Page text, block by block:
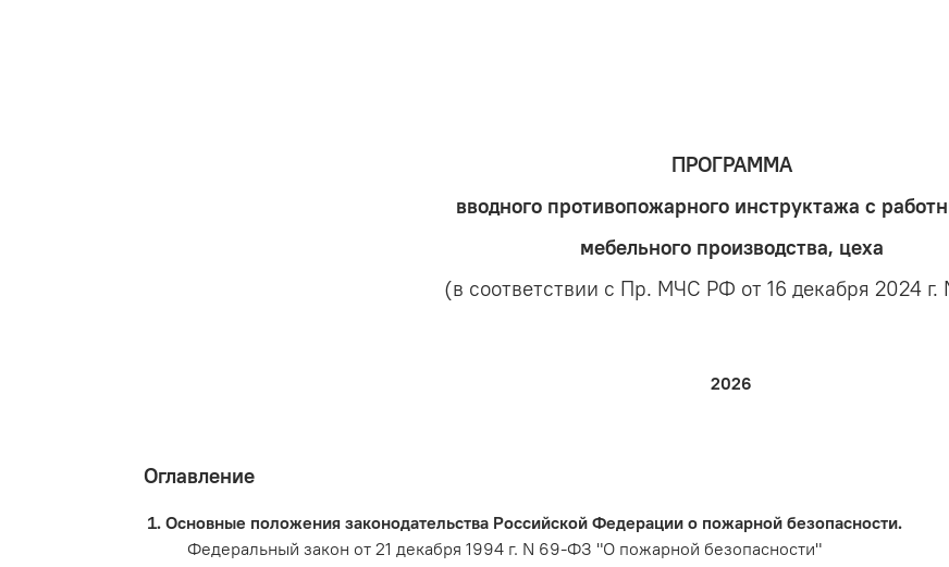
ПРОГРАММА
вводного противопожарного инструктажа с
мебельного производства, цеха
(в соответствии с Пр. МЧС РФ от 16 декабря 2024 г.
2026
Оглавление
Основные положения законодательства Российской Федерации о пожарной безопасности.
Федеральный закон от 21 декабря 1994 г. N 69-ФЗ "О пожарной безопасности"